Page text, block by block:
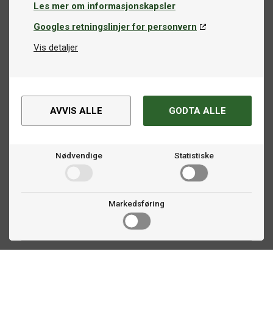
Les mer om informasjonskapsler
Googles retningslinjer for personvern
Vis detaljer
AVVIS ALLE GODTA ALLE
Nødvendige Statistiske
Markedsføring